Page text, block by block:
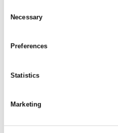
Selection
Necessary
Preferences
Statistics
Marketing
med
PNOZmulti 2 fra Pilz kan
implementere kravene i